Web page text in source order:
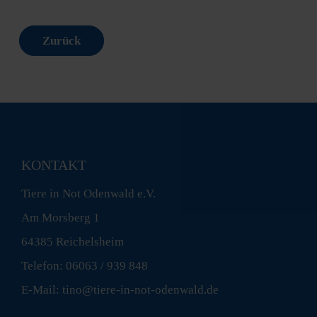
Zurück
KONTAKT
Tiere in Not Odenwald e.V.
Am Morsberg 1
64385 Reichelsheim
Telefon: 06063 / 939 848
E-Mail: tino@tiere-in-not-odenwald.de